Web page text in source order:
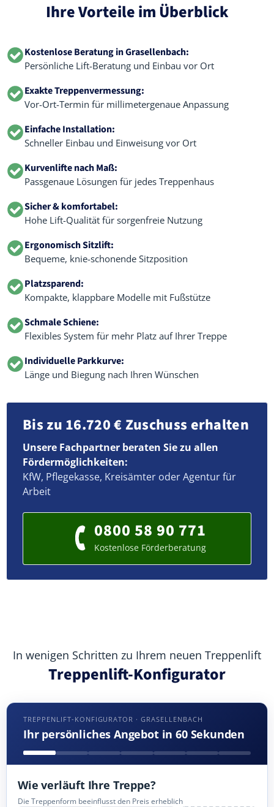
Ihre Vorteile im Überblick
Kostenlose Beratung in Grasellenbach:
Persönliche Lift-Beratung und Einbau vor Ort
Exakte Treppenvermessung:
Vor-Ort-Termin für millimetergenaue Anpassung
Einfache Installation:
Schneller Einbau und Einweisung vor Ort
Kurvenlifte nach Maß:
Passgenaue Lösungen für jedes Treppenhaus
Sicher & komfortabel:
Hohe Lift-Qualität für sorgenfreie Nutzung
Ergonomisch Sitzlift:
Bequeme, knie-schonende Sitzposition
Platzsparend:
Kompakte, klappbare Modelle mit Fußstütze
Schmale Schiene:
Flexibles System für mehr Platz auf Ihrer Treppe
Individuelle Parkkurve:
Länge und Biegung nach Ihren Wünschen
Bis zu 16.720 € Zuschuss erhalten
Unsere Fachpartner beraten Sie zu allen
Fördermöglichkeiten:
KfW, Pflegekasse, Kreisämter oder Agentur für
Arbeit
0800 58 90 771
Kostenlose Förderberatung
In wenigen Schritten zu Ihrem neuen Treppenlift
Treppenlift-Konfigurator
TREPPENLIFT-KONFIGURATOR · GRASELLENBACH
Ihr persönliches Angebot in 60 Sekunden
Wie verläuft Ihre Treppe?
Die Treppenform beeinflusst den Preis erheblich